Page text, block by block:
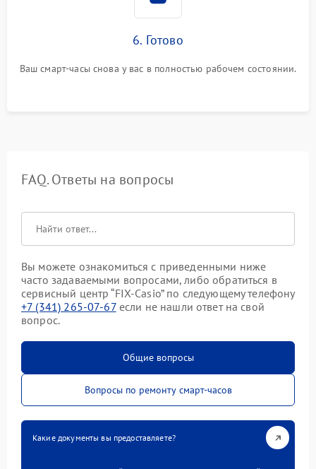
6. Готово
Ваш смарт-часы снова у вас в полностью рабочем состоянии.
FAQ. Ответы на вопросы
Вы можете ознакомиться с приведенными ниже
часто задаваемыми вопросами, либо обратиться в
сервисный центр “FIX-Casio” по следующему телефону
+7 (341) 265-07-67если не нашли ответ на свой
вопрос.
Общие вопросы
Вопросы по ремонту смарт-часов
Какие документы вы предоставляете?